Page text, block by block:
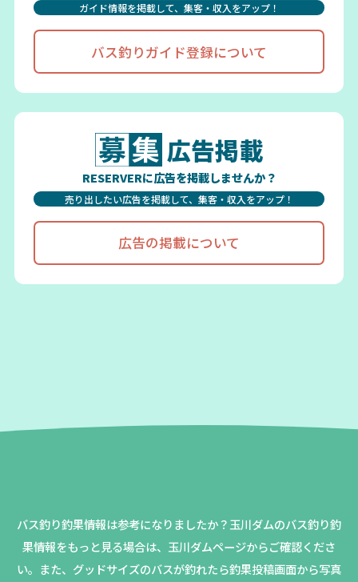
ガイド情報を掲載して、集客・収入をアップ！
バス釣りガイド登録について
広告掲載
RESERVERに広告を掲載しませんか？
売り出したい広告を掲載して、集客・収入をアップ！
広告の掲載について
バス釣り釣果情報は参考になりましたか？玉川ダムのバス釣り釣
果情報をもっと見る場合は、玉川ダムページからご確認くださ
い。 また、グッドサイズのバスが釣れたら釣果投稿画面から写真